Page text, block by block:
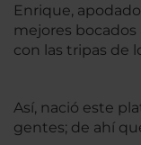
Enrique,
mejores
con las tripas de
Así, nació este
gentes; de ahí